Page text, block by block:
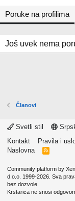
Poruke na profilima
Još uvek nema
Članovi
Svetli stil
Kontakt
Pravila i
Naslovna
R
Community platform by
d.o.o. 1999-2026. Sva
bez dozvole.
Krstarica ne snosi